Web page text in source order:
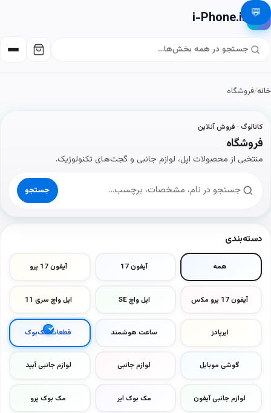
📱
i-Phone.ir
خانه/فروشگاه
کاتالوگ · فروش آنلاین
فروشگاه
منتخبی از محصولات اپل، لوازم جانبی و گجت‌های تکنولوژیک.
جستجو
دسته‌بندی
همه آیفون 17 آیفون 17 پرو
آیفون 17 پرو مکس اپل واچ SE اپل واچ سری 11
ایرپادز ساعت هوشمند قطعات مک‌بوک
گوشی موبایل لوازم جانبی لوازم جانبی آیپد
لوازم جانبی آیفون مک بوک ایر مک بوک پرو
💬